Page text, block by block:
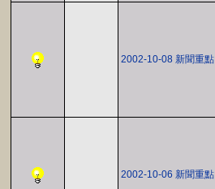
2002-10-08 新聞重點
2002-10-06 新聞重點